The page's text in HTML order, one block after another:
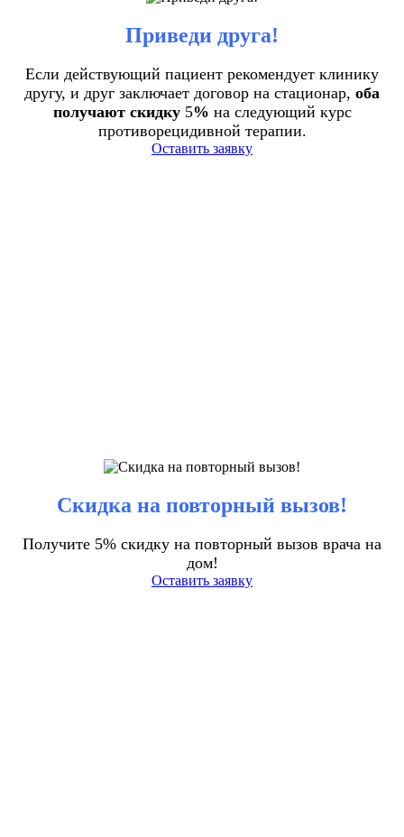
Приведи друга!
Если действующий пациент рекомендует клинику
другу, и друг заключает договор на стационар, оба
получают скидку 5% на следующий курс
противорецидивной терапии.
Оставить заявку
Скидка на повторный вызов!
Получите 5% скидку на повторный вызов врача на
дом!
Оставить заявку